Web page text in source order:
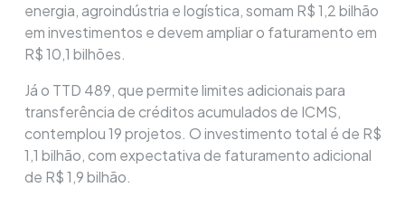
energia, agroindústria e logística, somam R$ 1,2 bilhão
em investimentos e devem ampliar o faturamento em
R$ 10,1 bilhões.
Já o TTD 489, que permite limites adicionais para
transferência de créditos acumulados de ICMS,
contemplou 19 projetos. O investimento total é de R$
1,1 bilhão, com expectativa de faturamento adicional
de R$ 1,9 bilhão.